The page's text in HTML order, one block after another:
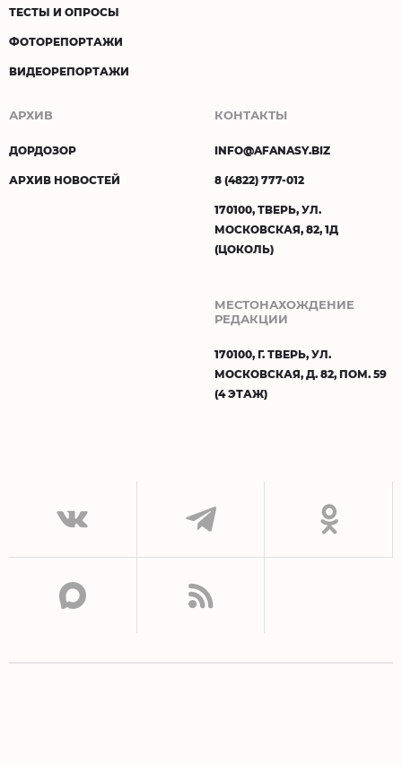
ТЕСТЫ И ОПРОСЫ
ФОТОРЕПОРТАЖИ
ВИДЕОРЕПОРТАЖИ
АРХИВ
ДОРДОЗОР
АРХИВ НОВОСТЕЙ
КОНТАКТЫ
INFO@AFANASY.BIZ
8 (4822) 777-012
170100, ТВЕРЬ, УЛ.
МОСКОВСКАЯ, 82, 1Д
(ЦОКОЛЬ)
МЕСТОНАХОЖДЕНИЕ
РЕДАКЦИИ
170100, Г. ТВЕРЬ, УЛ.
МОСКОВСКАЯ, Д. 82, ПОМ. 59
(4 ЭТАЖ)